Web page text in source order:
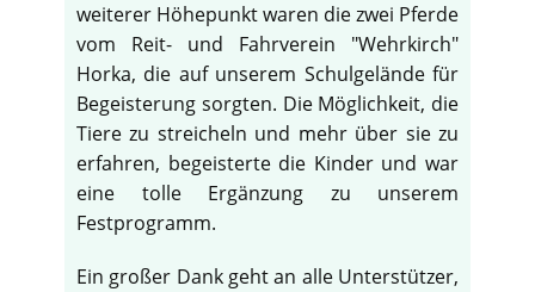
weiterer Höhepunkt waren die zwei Pferde
vom Reit- und Fahrverein "Wehrkirch"
Horka, die auf unserem Schulgelände für
Begeisterung sorgten. Die Möglichkeit, die
Tiere zu streicheln und mehr über sie zu
erfahren, begeisterte die Kinder und war
eine tolle Ergänzung zu unserem
Festprogramm.
Ein großer Dank geht an alle Unterstützer,